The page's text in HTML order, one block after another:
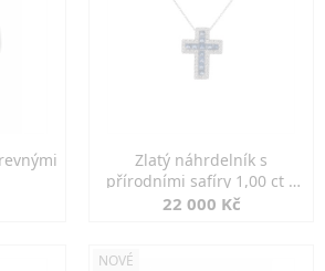
Zlatý náhrdelník s
přírodními safíry 1,00 ct a
diamanty
22 000 Kč
NOVÉ